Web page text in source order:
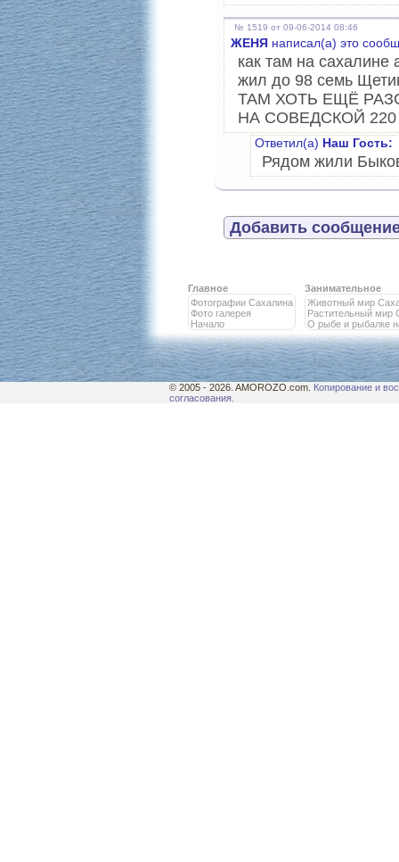
№ 1519 от 09-06-2014 08:46
ЖЕНЯ написал(а) это
как там на
жил до 98 семь
ТАМ ХОТЬ ЕЩЁ
НА СОВЕДСКОЙ 220
Ответил(а) Наш Гость:
Рядом жили
Добавить
Главное
Фотографии Сахалина
Фото галерея
Начало
Занимательное
Животный мир
Растительный мир
О рыбе и рыбалке
© 2005 - 2026. AMOROZO.com. Копирование и
согласования.